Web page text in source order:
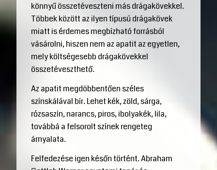
könnyű összetéveszteni más drágakövekkel.
Többek között az ilyen típusú drágakövek
miatt is érdemes megbízható forrásból
vásárolni, hiszen nem az apatit az egyetlen,
mely költségesebb drágakövekkel
összetéveszthető.
Az apatit megdöbbentően széles
színskálával bír. Lehet kék, zöld, sárga,
rózsaszín, narancs, piros, ibolyakék, lila,
továbbá a felsorolt színek rengeteg
árnyalata.
Felfedezése igen későn történt. Abraham